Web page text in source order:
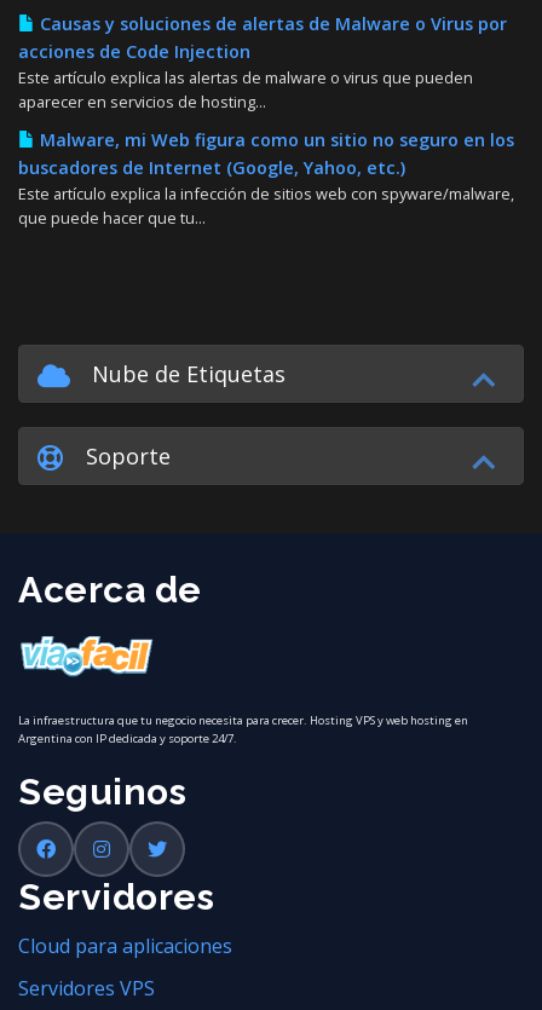
Causas y soluciones de alertas de Malware o Virus por
acciones de Code Injection
Este artículo explica las alertas de malware o virus que pueden
aparecer en servicios de hosting...
Malware, mi Web figura como un sitio no seguro en los
buscadores de Internet (Google, Yahoo, etc.)
Este artículo explica la infección de sitios web con spyware/malware,
que puede hacer que tu...
Nube de Etiquetas
Soporte
Acerca de
La infraestructura que tu negocio necesita para crecer. Hosting VPS y web hosting en
Argentina con IP dedicada y soporte 24/7.
Seguinos
Servidores
Cloud para aplicaciones
Servidores VPS